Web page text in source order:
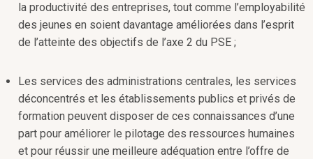
la productivité des entreprises, tout comme l’employabilité
des jeunes en soient davantage améliorées dans l’esprit
de l’atteinte des objectifs de l’axe 2 du PSE ;
Les services des administrations centrales, les services
déconcentrés et les établissements publics et privés de
formation peuvent disposer de ces connaissances d’une
part pour améliorer le pilotage des ressources humaines
et pour réussir une meilleure adéquation entre l’offre de